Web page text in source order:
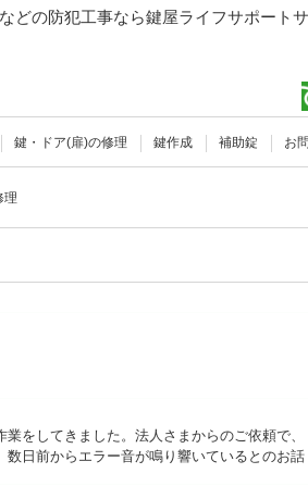
どの防犯工事なら鍵屋ライフサポート
鍵・ドア(扉)の修理 鍵作成 補助錠 お
理
業をしてきました。法人さまからのご依頼で、
日前からエラー音が鳴り響いているとのお話